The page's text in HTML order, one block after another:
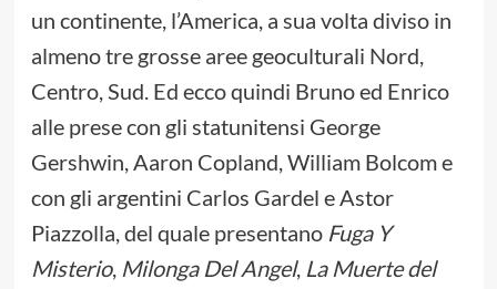
un continente, l’America, a sua volta diviso in
almeno tre grosse aree geoculturali Nord,
Centro, Sud. Ed ecco quindi Bruno ed Enrico
alle prese con gli statunitensi George
Gershwin, Aaron Copland, William Bolcom e
con gli argentini Carlos Gardel e Astor
Piazzolla, del quale presentano Fuga Y
Misterio, Milonga Del Angel, La Muerte del